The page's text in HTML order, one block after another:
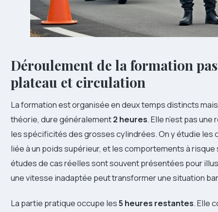
Déroulement de la formation
plateau et circulation
La formation est organisée en deux temps distincts
théorie, dure généralement2 heures. Elle n’est pas
les spécificités des grosses cylindrées. On y étudie les
liée à un poids supérieur, et les comportements à
études de cas réelles sont souvent présentées pour
une vitesse inadaptée peut transformer une situation
La partie pratique occupe les5 heures restantes. Elle